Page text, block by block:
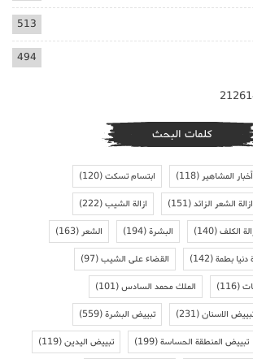
513
494
كلمات البحث
أخبار المشاهير(118) ابتسام تسكت(120)
ازالة الشعر الزائد(151) ازالة الشيب(222)
الكلف(140) البشرة(194) الشعر(163)
دنيا بطمة(142) القضاء على الشيب(97)
(116) الملك محمد السادس(101)
الاسنان(231) تبييض البشرة(559)
تبييض المنطقة الحساسة(199) تبييض اليدين(119)